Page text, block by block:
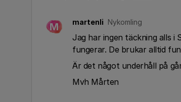
M martenli Nykomling
Jag har ingen täckning alls i
fungerar. De brukar alltid
Är det något underhåll på
Mvh Mårten